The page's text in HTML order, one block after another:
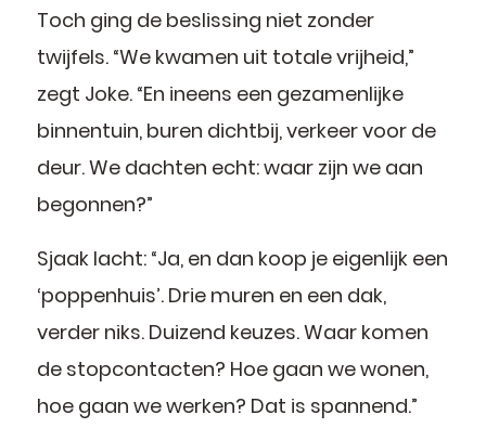
Toch ging de beslissing niet zonder
twijfels. “We kwamen uit totale vrijheid,”
zegt Joke. “En ineens een gezamenlijke
binnentuin, buren dichtbij, verkeer voor de
deur. We dachten echt: waar zijn we aan
begonnen?”
Sjaak lacht: “Ja, en dan koop je eigenlijk een
‘poppenhuis’. Drie muren en een dak,
verder niks. Duizend keuzes. Waar komen
de stopcontacten? Hoe gaan we wonen,
hoe gaan we werken? Dat is spannend.”